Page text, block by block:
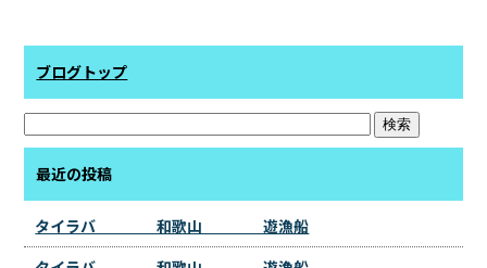
ブログトップ
最近の投稿
タイラバ 和歌山 遊漁船